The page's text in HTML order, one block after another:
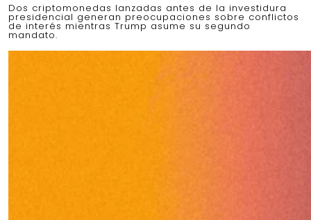
Dos criptomonedas lanzadas antes de la investidura
presidencial generan preocupaciones sobre conflictos
de interés mientras Trump asume su segundo
mandato.